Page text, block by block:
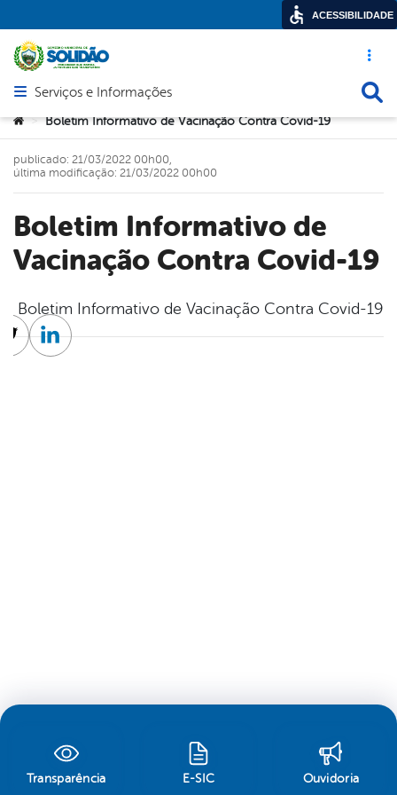
Acesso
Abrir menu principal de navegação
Serviços e Informações
Você está aqui:
> Boletim Informativo de Vacinação Contra Covid-19
Boletim Informativo de
Vacinação Contra Covid-19
publicado: 21/03/2022 00h00,
última modificação: 21/03/2022 00h00
Boletim Informativo de Vacinação Contra Covid-19
TwitterLinkedin
Transparência E-SIC Ouvidoria
ACESSIBILIDADE